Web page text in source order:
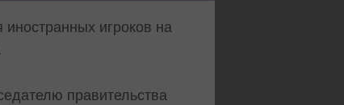
игроков на
правительства